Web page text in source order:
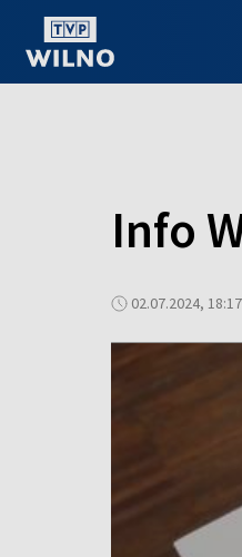
Info
02.07.2024, 18:17